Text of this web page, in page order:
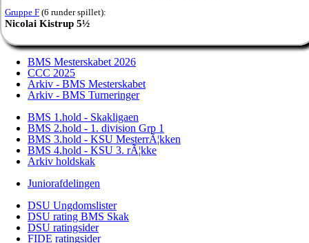
Gruppe F (6 runder spillet):
Nicolai Kistrup 5½
BMS Mesterskabet 2026
CCC 2025
Arkiv - BMS Mesterskabet
Arkiv - BMS Turneringer
BMS 1.hold - Skakligaen
BMS 2.hold - 1. division Grp 1
BMS 3.hold - KSU MesterrÃ¦kken
BMS 4.hold - KSU 3. rÃ¦kke
Arkiv holdskak
Juniorafdelingen
DSU Ungdomslister
DSU rating BMS Skak
DSU ratingsider
FIDE ratingsider